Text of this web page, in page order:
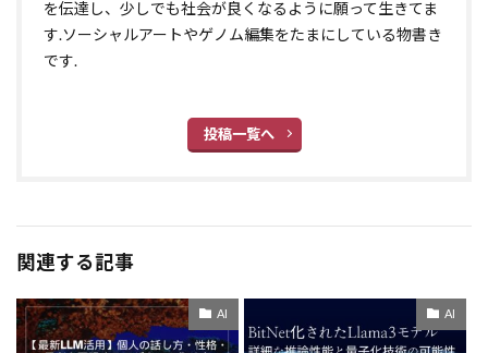
を伝達し、少しでも社会が良くなるように願って生きてま
す.ソーシャルアートやゲノム編集をたまにしている物書き
です.
投稿一覧へ
関連する記事
AI AI